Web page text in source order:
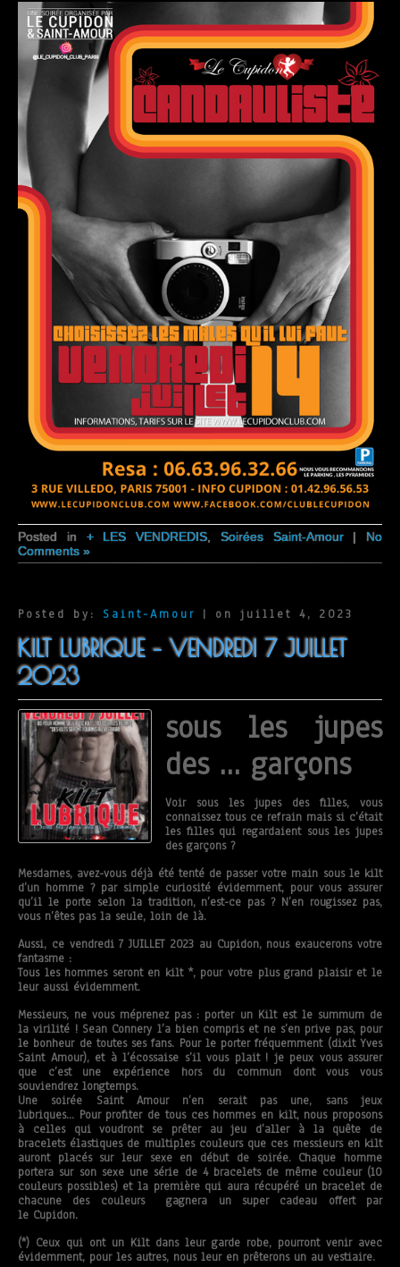
Posted in + LES VENDREDIS Soirées Saint-Amour| No
Comments »
Posted by: Saint-Amour | on juillet 4, 2023
KILT LUBRIQUE – VENDREDI 7 JUILLET
2023
sous les jupes
des … garçons
Voir sous les jupes des filles, vous
connaissez tous ce refrain mais si c’était
les filles qui regardaient sous les jupes
des garçons ?
Mesdames, avez-vous déjà été tenté de passer votre main sous le kilt
d’un homme ? par simple curiosité évidemment, pour vous assurer
qu’il le porte selon la tradition, n’est-ce pas ? N’en rougissez pas,
vous n’êtes pas la seule, loin de là.
Aussi, ce vendredi 7 JUILLET 2023 au Cupidon, nous exaucerons votre
fantasme :
Tous les hommes seront en kilt *, pour votre plus grand plaisir et le
leur aussi évidemment.
Messieurs, ne vous méprenez pas : porter un Kilt est le summum de
la virilité ! Sean Connery l’a bien compris et ne s’en prive pas, pour
le bonheur de toutes ses fans. Pour le porter fréquemment (dixit Yves
Saint Amour), et à l’écossaise s’il vous plait ! je peux vous assurer
que c’est une expérience hors du commun dont vous vous
souviendrez longtemps.
Une soirée Saint Amour n’en serait pas une, sans jeux
lubriques… Pour profiter de tous ces hommes en kilt, nous proposons
à celles qui voudront se prêter au jeu d’aller à la quête de
bracelets élastiques de multiples couleurs que ces messieurs en kilt
auront placés sur leur sexe en début de soirée. Chaque homme
portera sur son sexe une série de 4 bracelets de même couleur (10
couleurs possibles) et la première qui aura récupéré un bracelet de
chacune des couleurs gagnera un super cadeau offert par
le Cupidon.
(*) Ceux qui ont un Kilt dans leur garde robe, pourront venir avec
évidemment, pour les autres, nous leur en prêterons un au vestiaire.